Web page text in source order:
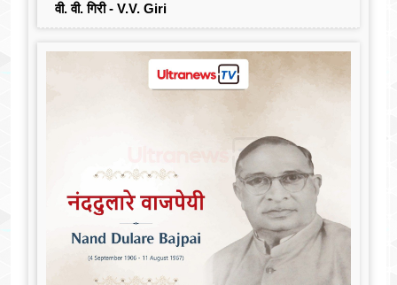
वी. वी. गिरी - V.V. Giri